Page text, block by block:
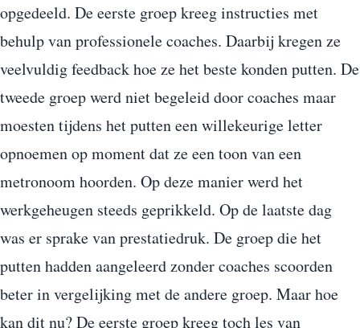
opgedeeld. De eerste groep kreeg instructies met
behulp van professionele coaches. Daarbij kregen ze
veelvuldig feedback hoe ze het beste konden putten. De
tweede groep werd niet begeleid door coaches maar
moesten tijdens het putten een willekeurige letter
opnoemen op moment dat ze een toon van een
metronoom hoorden. Op deze manier werd het
werkgeheugen steeds geprikkeld. Op de laatste dag
was er sprake van prestatiedruk. De groep die het
putten hadden aangeleerd zonder coaches scoorden
beter in vergelijking met de andere groep. Maar hoe
kan dit nu? De eerste groep kreeg toch les van